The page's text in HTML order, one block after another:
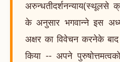
अरुन्धतीदर्शनन्याय(स्थूलसे
के अनुसार भगवान्ने इस
अक्षर का विवेचन करनेके
किया -- अपने